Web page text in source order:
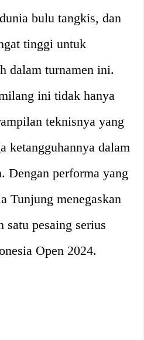
bulu tangkis, dan
tinggi untuk
dalam turnamen ini.
ini tidak hanya
teknisnya yang
ketangguhannya dalam
Dengan performa yang
Tunjung menegaskan
satu pesaing serius
Open 2024.